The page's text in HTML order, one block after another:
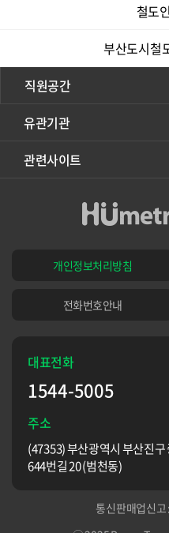
철도
부산도시철
직원공간
유관기관
관련사이트
개인정보처리방침
전화번호안내
대표전화
1544-5005
주소
(47353) 부산광역시 부산진구
644번길 20 (범천동)
통신판매업신